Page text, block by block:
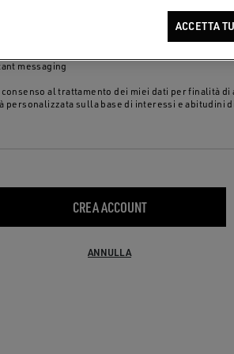
migliore possibile: selezionando le opzioni
aver letto la nostra
e di fornire il
messaging
al trattamento dei miei dati per finalità di
personalizzata sulla base di interessi e abitudini
CREA ACCOUNT
ANNULLA
ACCETTA